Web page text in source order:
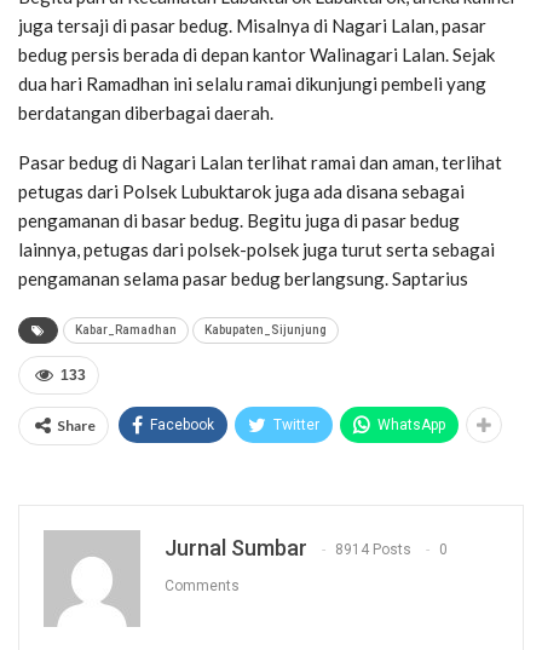
juga tersaji di pasar bedug. Misalnya di Nagari Lalan, pasar
bedug persis berada di depan kantor Walinagari Lalan. Sejak
dua hari Ramadhan ini selalu ramai dikunjungi pembeli yang
berdatangan diberbagai daerah.
Pasar bedug di Nagari Lalan terlihat ramai dan aman, terlihat
petugas dari Polsek Lubuktarok juga ada disana sebagai
pengamanan di basar bedug. Begitu juga di pasar bedug
lainnya, petugas dari polsek-polsek juga turut serta sebagai
pengamanan selama pasar bedug berlangsung. Saptarius
Kabar_Ramadhan Kabupaten_Sijunjung
133
Share Facebook Twitter WhatsApp
Jurnal Sumbar 8914 Posts 0
Comments